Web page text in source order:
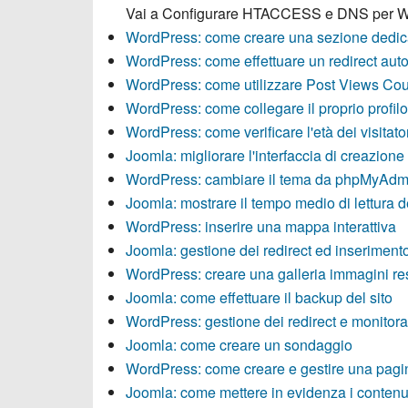
Vai aConfigurare HTACCESS e DNS per
WordPress: come creare una sezione
WordPress: come effettuare un redirect
WordPress: come utilizzare Post Views
WordPress: come collegare il proprio
WordPress: come verificare l'età dei
Joomla: migliorare l'interfaccia di
WordPress: cambiare il tema da
Joomla: mostrare il tempo medio di lettura
WordPress: inserire una mappa interattiva
Joomla: gestione dei redirect ed
WordPress: creare una galleria immagini
Joomla: come effettuare il backup del sito
WordPress: gestione dei redirect e
Joomla: come creare un sondaggio
WordPress: come creare e gestire una
Joomla: come mettere in evidenza i